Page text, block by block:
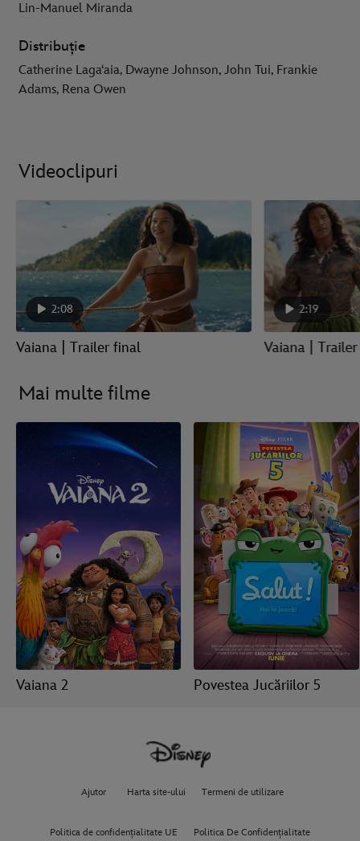
Lin-Manuel Miranda
Distribuție
Catherine Lagaʻaia, Dwayne Johnson, John Tui, Frankie
Adams, Rena Owen
Videoclipuri
2:08
Vaiana | Trailer final
2:19
Vaiana |
Mai multe filme
Vaiana 2 Povestea Jucăriilor 5
Ajutor Harta site-ului Termeni de utilizare
Politica de confidențialitate UE Politica De Confidențialitate